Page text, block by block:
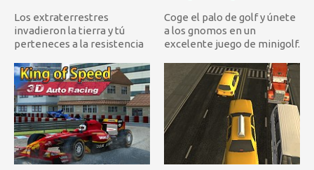
Los extraterrestres
invadieron la tierra y tú
perteneces a la resistencia
Coge el palo de golf y únete
a los gnomos en un
excelente juego de minigolf.